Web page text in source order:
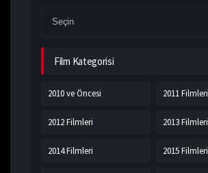
Film Kategorisi
2010 ve Öncesi 2011 Filmleri
2012 Filmleri 2013 Filmleri
2014 Filmleri 2015 Filmleri